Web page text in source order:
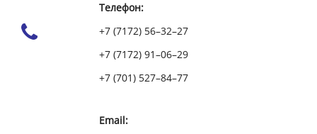
Телефон:
+7 (7172) 56–32–27
+7 (7172) 91–06–29
+7 (701) 527–84–77
Email: